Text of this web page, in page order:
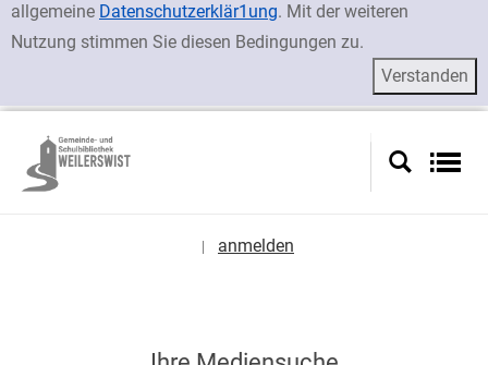
allgemeine Datenschutzerklär1ung. Mit der weiteren
Nutzung stimmen Sie diesen Bedingungen zu.
anmelden